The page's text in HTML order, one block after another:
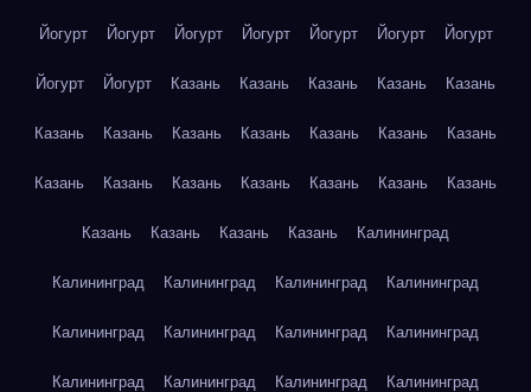
Йогурт Йогурт Йогурт Йогурт Йогурт Йогурт Йогурт
Йогурт Йогурт Казань Казань Казань Казань Казань
Казань Казань Казань Казань Казань Казань Казань
Казань Казань Казань Казань Казань Казань Казань
Казань Казань Казань Казань Калининград
Калининград Калининград Калининград Калининград
Калининград Калининград Калининград Калининград
Калининград Калининград Калининград Калининград